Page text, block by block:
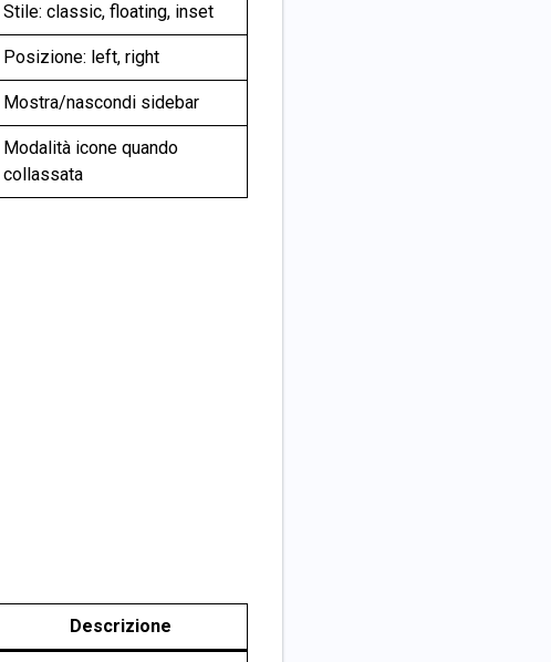
Stile: classic, floating, inset
Posizione: left, right
Mostra/nascondi sidebar
Modalità icone quando
collassata
Descrizione